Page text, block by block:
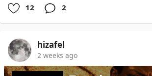
12 2
hizafel
2 weeks ago